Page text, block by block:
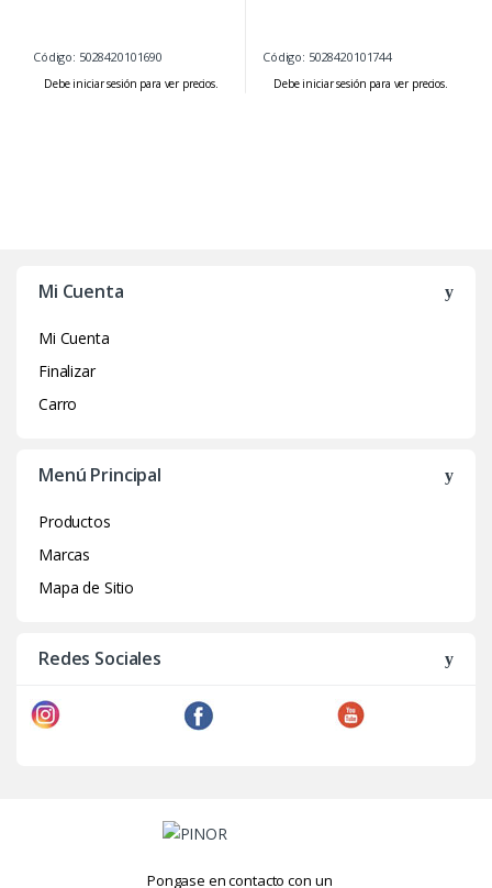
Código: 5028420101690
Debe iniciar sesión para ver precios.
Código: 5028420101744
Debe iniciar sesión para ver precios.
Mi Cuenta
Mi Cuenta
Finalizar
Carro
Menú Principal
Productos
Marcas
Mapa de Sitio
Redes Sociales
Pongase en contacto con un